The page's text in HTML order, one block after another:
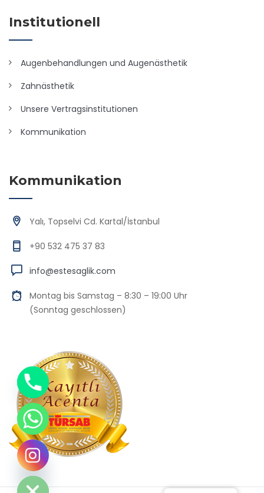
Institutionell
Augenbehandlungen und Augenästhetik
Zahnästhetik
Unsere Vertragsinstitutionen
Kommunikation
Kommunikation
Yalı, Topselvi Cd. Kartal/İstanbul
+90 532 475 37 83
info@estesaglik.com
Montag bis Samstag – 8:30 – 19:00 Uhr
(Sonntag geschlossen)
Hide
Chaty